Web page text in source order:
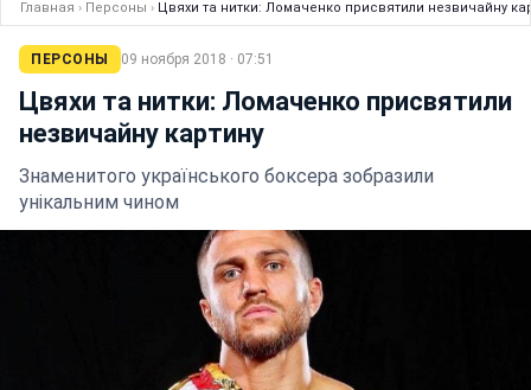
Главная › Персоны › Цвяхи та нитки: Ломаченко присвятили незвичайну
ПЕРСОНЫ 09 ноября 2018 · 07:51
Цвяхи та нитки: Ломаченко присвятили
незвичайну картину
Знаменитого українського боксера зобразили
унікальним чином